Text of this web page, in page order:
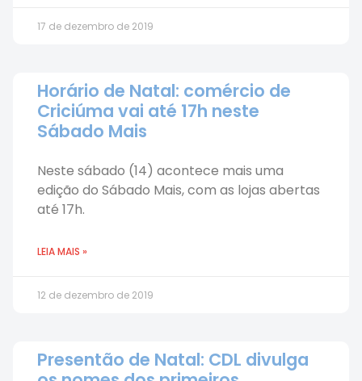
17 de dezembro de 2019
Horário de Natal: comércio de
Criciúma vai até 17h neste
Sábado Mais
Neste sábado (14) acontece mais uma
edição do Sábado Mais, com as lojas abertas
até 17h.
LEIA MAIS »
12 de dezembro de 2019
Presentão de Natal: CDL divulga